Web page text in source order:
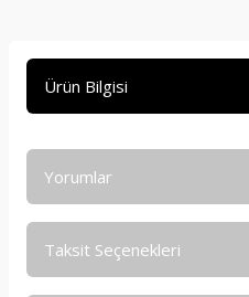
Ürün Bilgisi
Yorumlar
Taksit Seçenekleri